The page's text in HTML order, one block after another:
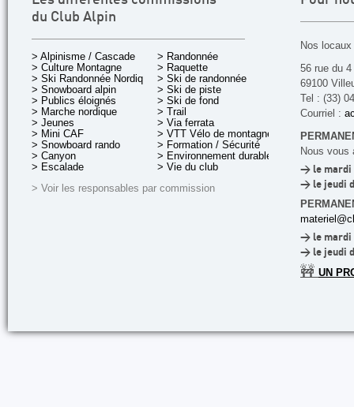
du Club Alpin
> Alpinisme / Cascade
> Culture Montagne
> Ski Randonnée Nordique
> Snowboard alpin
> Publics éloignés
> Marche nordique
> Jeunes
> Mini CAF
> Snowboard rando
> Canyon
> Escalade
> Randonnée
> Raquette
> Ski de randonnée
> Ski de piste
> Ski de fond
> Trail
> Via ferrata
> VTT Vélo de montagne
> Formation / Sécurité
> Environnement durable
> Vie du club
> Voir les responsables par commission
Nos
56 rue du
69100
Tel : (33)
Courriel :
Nous vous
> le mardi
> le jeudi
> le mardi
> le jeudi
🚧 UN